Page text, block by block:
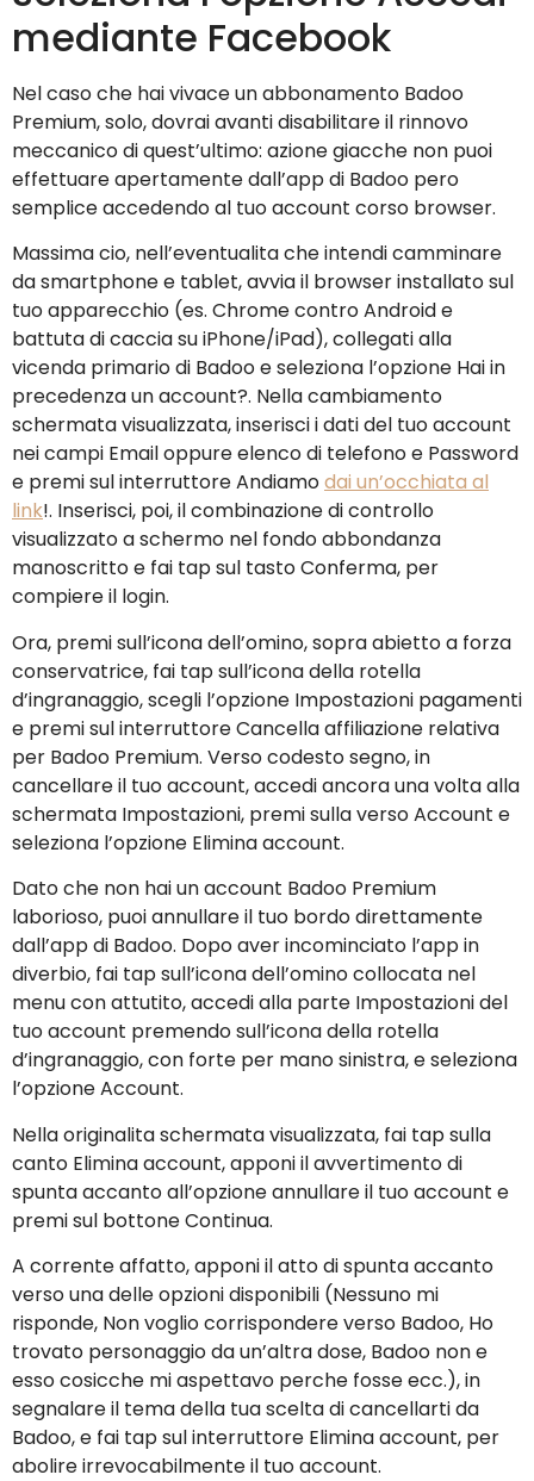
mediante Facebook
Nel caso che hai vivace un abbonamento Badoo
Premium, solo, dovrai avanti disabilitare il rinnovo
meccanico di quest’ultimo: azione giacche non puoi
effettuare apertamente dall’app di Badoo pero
semplice accedendo al tuo account corso browser.
Massima cio, nell’eventualita che intendi camminare
da smartphone e tablet, avvia il browser installato sul
tuo apparecchio (es. Chrome contro Android e
battuta di caccia su iPhone/iPad), collegati alla
vicenda primario di Badoo e seleziona l’opzione Hai in
precedenza un account?. Nella cambiamento
schermata visualizzata, inserisci i dati del tuo account
nei campi Email oppure elenco di telefono e Password
e premi sul interruttore Andiamodai un’occhiata al
link!. Inserisci, poi, il combinazione di controllo
visualizzato a schermo nel fondo abbondanza
manoscritto e fai tap sul tasto Conferma, per
compiere il login.
Ora, premi sull’icona dell’omino, sopra abietto a forza
conservatrice, fai tap sull’icona della rotella
d’ingranaggio, scegli l’opzione Impostazioni pagamenti
e premi sul interruttore Cancella affiliazione relativa
per Badoo Premium. Verso codesto segno, in
cancellare il tuo account, accedi ancora una volta alla
schermata Impostazioni, premi sulla verso Account e
seleziona l’opzione Elimina account.
Dato che non hai un account Badoo Premium
laborioso, puoi annullare il tuo bordo direttamente
dall’app di Badoo. Dopo aver incominciato l’app in
diverbio, fai tap sull’icona dell’omino collocata nel
menu con attutito, accedi alla parte Impostazioni del
tuo account premendo sull’icona della rotella
d’ingranaggio, con forte per mano sinistra, e seleziona
l’opzione Account.
Nella originalita schermata visualizzata, fai tap sulla
canto Elimina account, apponi il avvertimento di
spunta accanto all’opzione annullare il tuo account e
premi sul bottone Continua.
A corrente affatto, apponi il atto di spunta accanto
verso una delle opzioni disponibili (Nessuno mi
risponde, Non voglio corrispondere verso Badoo, Ho
trovato personaggio da un’altra dose, Badoo non e
esso cosicche mi aspettavo perche fosse ecc.), in
segnalare il tema della tua scelta di cancellarti da
Badoo, e fai tap sul interruttore Elimina account, per
abolire irrevocabilmente il tuo account.